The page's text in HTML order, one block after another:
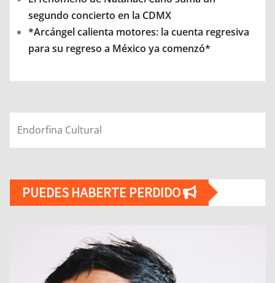
segundo concierto en la CDMX
*Arcángel calienta motores: la cuenta regresiva
para su regreso a México ya comenzó*
Endorfina Cultural
PUEDES HABERTE PERDIDO